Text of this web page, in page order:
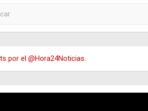
por el @Hora24Noticias.